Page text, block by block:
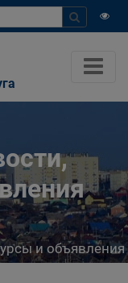
и объявления